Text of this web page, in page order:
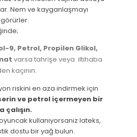
Nem ve kayganlaşmayı
9, Petrol, Propilen Glikol,
varsa tahrişe veya iltihaba
kaçının.
riskini en aza indirmek için
ve petrol içermeyen bir
çalışın.
kullanıyorsanız lateks,
dostu bir yağ bulun.